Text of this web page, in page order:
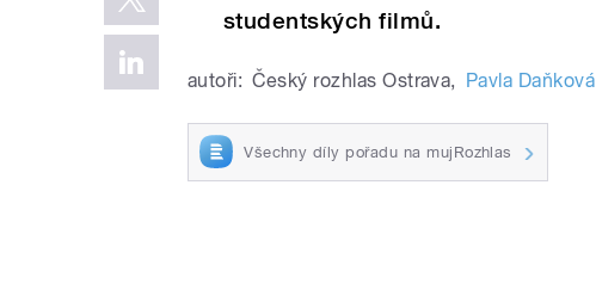
studentských filmů.
autoři: Český rozhlas Ostrava, Pavla Daňková
Všechny díly pořadu na mujRozhlas